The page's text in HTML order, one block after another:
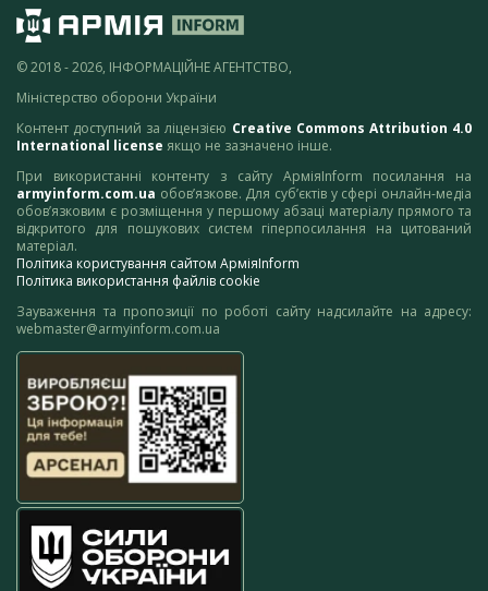
© 2018 - 2026, ІНФОРМАЦІЙНЕ АГЕНТСТВО,
Міністерство оборони України
Контент доступний за ліцензією Creative Commons Attribution 4.0
International license якщо не зазначено інше.
При використанні контенту з сайту АрміяInform посилання на
armyinform.com.ua обов’язкове. Для суб’єктів у сфері онлайн-медіа
обов’язковим є розміщення у першому абзаці матеріалу прямого та
відкритого для пошукових систем гіперпосилання на цитований
матеріал.
Політика користування сайтом АрміяInform
Політика використання файлів cookie
Зауваження та пропозиції по роботі сайту надсилайте на адресу:
webmaster@armyinform.com.ua